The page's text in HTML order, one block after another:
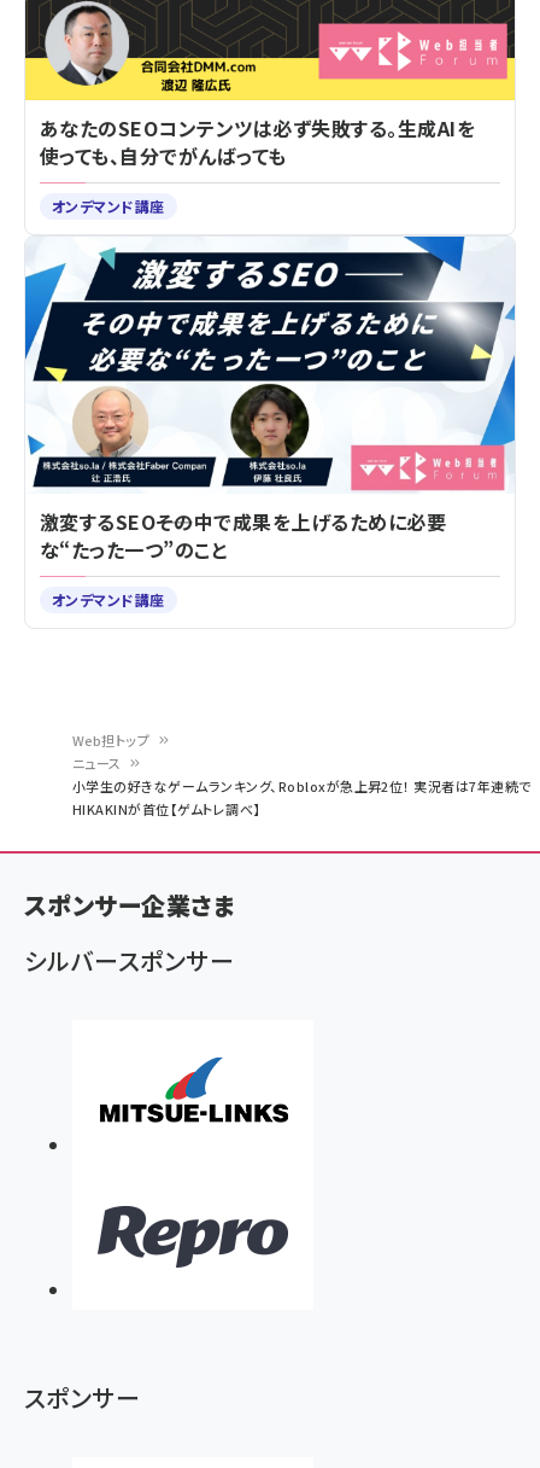
く
ず
Web担トップ
ニュース
小学生の好きなゲームランキング、Robloxが急上昇2位！ 実況者は7年連続で
HIKAKINが首位【ゲムトレ調べ】
あなたのSEOコンテンツは必ず失敗する。生成AIを
使っても、自分でがんばっても
オンデマンド講座
激変するSEO――その中で成果を上げるために必要
な“たった一つ”のこと
オンデマンド講座
スポンサー企業さま
シルバースポンサー
スポンサー